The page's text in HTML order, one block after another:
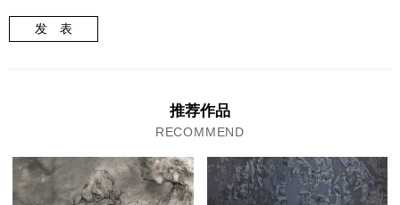
发 表
推荐作品
RECOMMEND